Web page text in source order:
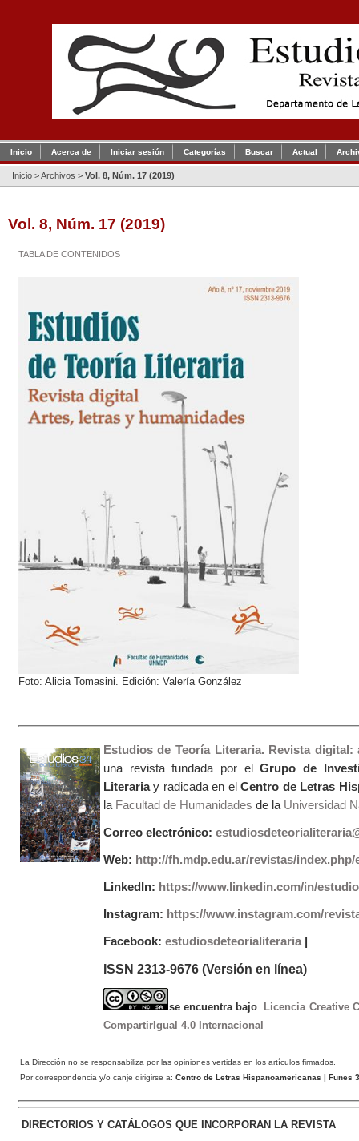
Inicio Acerca de Iniciar sesión Categorías Buscar Actual
Inicio >Archivos > Vol. 8, Núm. 17 (2019)
Vol. 8, Núm. 17 (2019)
TABLA DE CONTENIDOS
Foto: Alicia Tomasini. Edición: Valería González
Estudios de Teoría Literaria. Revista
una revista fundada por elGrupo de
Literariay radicada en elCentro de Letras
la Facultad de Humanidades de laUniversidad
Correo electrónico:
Web: http://fh.mdp.edu.ar/revistas/index.php/
LinkedIn: https://www.linkedin.com/in/
Instagram: https://www.instagram.com/
Facebook: estudiosdeteorialiteraria|
ISSN 2313-9676 (Versión en línea)
se encuentra bajo
Licencia Creative
CompartirIgual 4.0 Internacional
La Dirección no se responsabiliza por las opiniones vertidas en los artículos firmados.
Por correspondencia y/o canje dirigirse a: Centro de Letras Hispanoamericanas | Funes
DIRECTORIOS Y CATÁLOGOS QUE INCORPORAN LA REVISTA